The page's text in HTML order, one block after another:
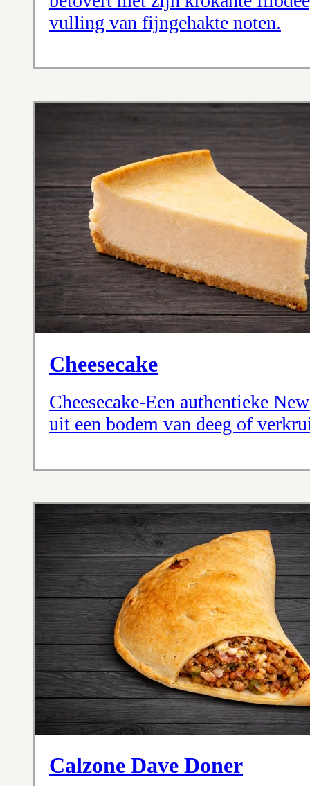
vulling van fijngehakte noten.
Cheesecake
Cheesecake-Een authentieke
uit een bodem van deeg of
Calzone Dave Doner